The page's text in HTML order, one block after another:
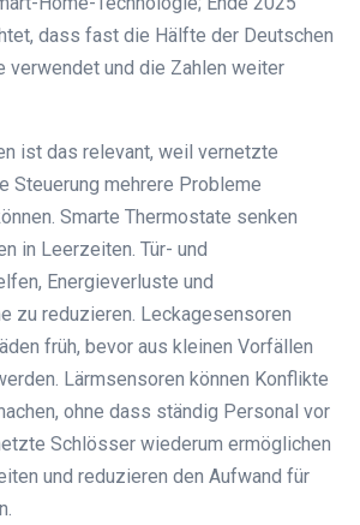
dass fast die Hälfte der Deutschen
verwendet und die Zahlen weiter
ist das relevant, weil vernetzte
Steuerung mehrere Probleme
Smarte Thermostate senken
in Leerzeiten. Tür- und
Energieverluste und
zu reduzieren. Leckagesensoren
früh, bevor aus kleinen Vorfällen
Lärmsensoren können Konflikte
ohne dass ständig Personal vor
Schlösser wiederum ermöglichen
und reduzieren den Aufwand für